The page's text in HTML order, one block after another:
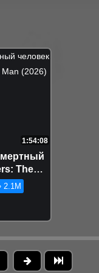
1:54:08
The
2.1M